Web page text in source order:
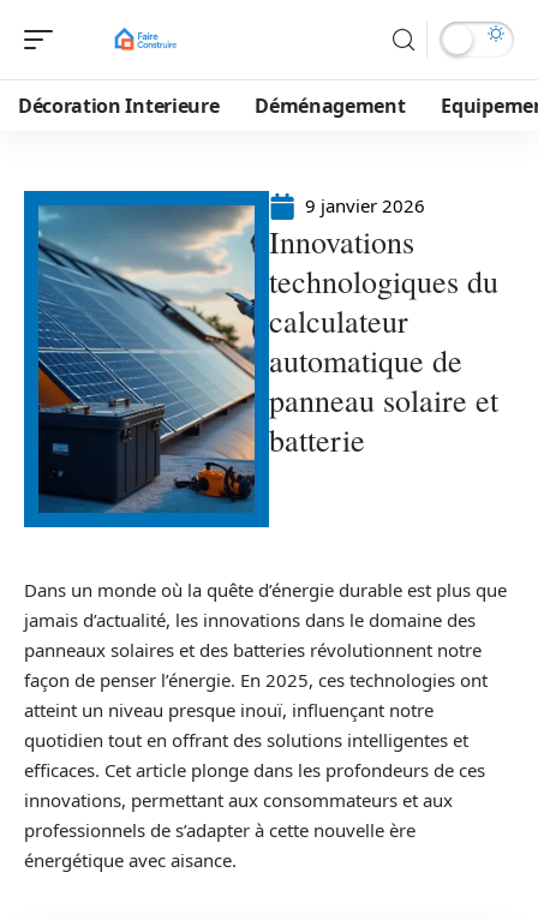
Décoration Interieure Déménagement
9 janvier 2026
Innovations
technologiques du
calculateur
automatique de
panneau solaire et
batterie
Dans un monde où la quête d’énergie durable est plus que
jamais d’actualité, les innovations dans le domaine des
panneaux solaires et des batteries révolutionnent notre
façon de penser l’énergie. En 2025, ces technologies ont
atteint un niveau presque inouï, influençant notre
quotidien tout en offrant des solutions intelligentes et
efficaces. Cet article plonge dans les profondeurs de ces
innovations, permettant aux consommateurs et aux
professionnels de s’adapter à cette nouvelle ère
énergétique avec aisance.